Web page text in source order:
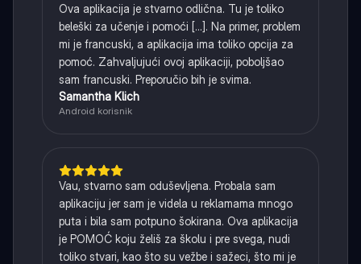
Ova aplikacija je stvarno odlična. Tu je toliko
beleški za učenje i pomoći [...]. Na primer, problem
mi je francuski, a aplikacija ima toliko opcija za
pomoć. Zahvaljujući ovoj aplikaciji, poboljšao
sam francuski. Preporučio bih je svima.
Samantha Klich
Android korisnik
Vau, stvarno sam oduševljena. Probala sam
aplikaciju jer sam je videla u reklamama mnogo
puta i bila sam potpuno šokirana. Ova aplikacija
je POMOĆ koju želiš za školu i pre svega, nudi
toliko stvari, kao što su vežbe i sažeci, što mi je